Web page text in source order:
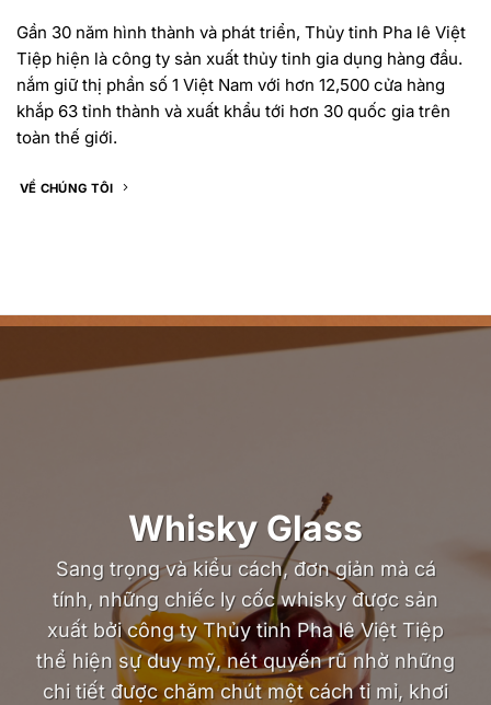
Gần 30 năm hình thành và phát triển, Thủy tinh Pha lê Việt
Tiệp hiện là công ty sản xuất thủy tinh gia dụng hàng đầu.
nắm giữ thị phần số 1 Việt Nam với hơn 12,500 cửa hàng
khắp 63 tỉnh thành và xuất khẩu tới hơn 30 quốc gia trên
toàn thế giới.
VỀ CHÚNG TÔI
Whisky Glass
Sang trọng và kiểu cách, đơn giản mà cá
tính, những chiếc ly cốc whisky được sản
xuất bởi công ty Thủy tinh Pha lê Việt Tiệp
thể hiện sự duy mỹ, nét quyến rũ nhờ những
chi tiết được chăm chút một cách tỉ mỉ, khơi